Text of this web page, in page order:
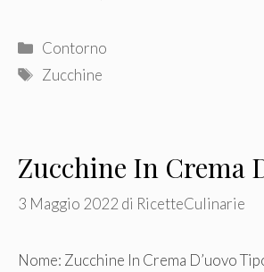
tecnici.Categorie
Contorno
Tag
Zucchine
Zucchine In Crema
3 Maggio 2022 di RicetteCulinarie
Nome: Zucchine In Crema D’uovo